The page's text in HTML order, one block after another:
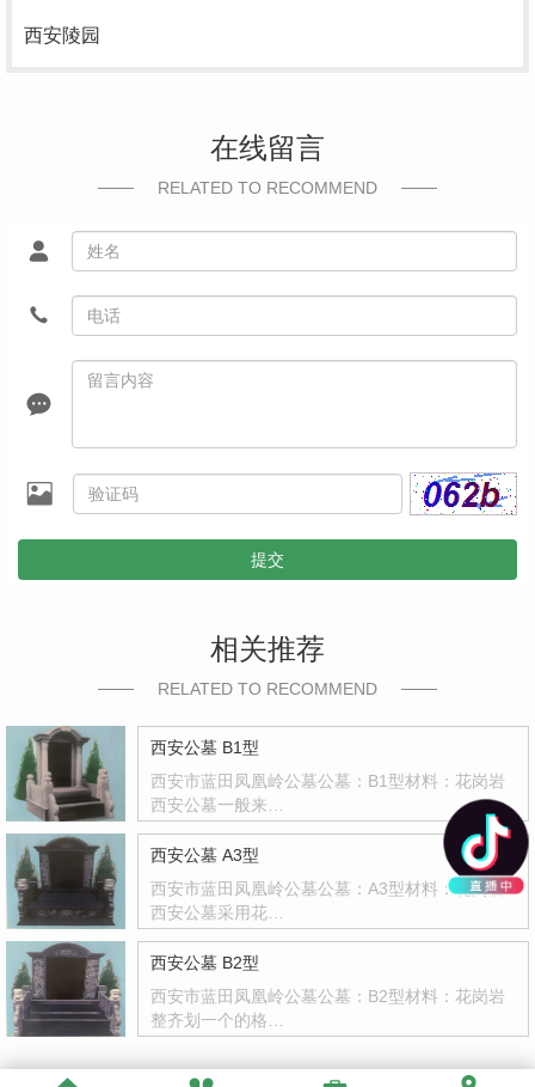
西安陵园
在线留言
RELATED TO RECOMMEND
提交
相关推荐
RELATED TO RECOMMEND
西安公墓 B1型
西安市蓝田凤凰岭公墓公墓：B1型材料：花岗岩
西安公墓一般来…
西安公墓 A3型
西安市蓝田凤凰岭公墓公墓：A3型材料：花岗岩
西安公墓采用花…
西安公墓 B2型
西安市蓝田凤凰岭公墓公墓：B2型材料：花岗岩
整齐划一个的格…